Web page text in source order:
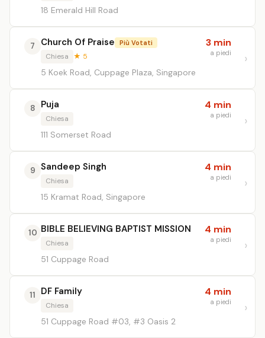
18 Emerald Hill Road
7 Church Of Praise Più Votati
Chiesa ★ 5
5 Koek Road, Cuppage Plaza, Singapore
3 min
a piedi
8 Puja
Chiesa
111 Somerset Road
4 min
a piedi
9 Sandeep Singh
Chiesa
15 Kramat Road, Singapore
4 min
a piedi
10 BIBLE BELIEVING BAPTIST MISSION
Chiesa
51 Cuppage Road
4 min
a piedi
11 DF Family
Chiesa
51 Cuppage Road #03, #3 Oasis 2
4 min
a piedi